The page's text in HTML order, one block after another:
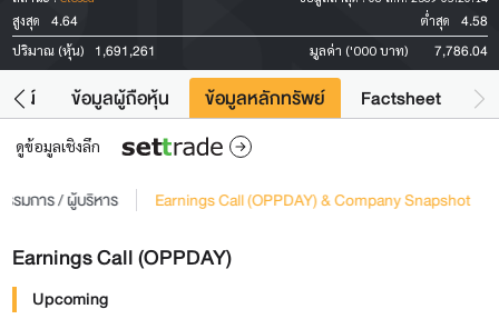
สูงสุด
4.64 ต่ำสุด 4.58
ปริมาณ (หุ้น) 1,691,261 มูลค่า ('000 บาท) 7,786.04
ยชน์ ข้อมูลผู้ถือหุ้น ข้อมูลหลักทรัพย์ Factsheet
ดูข้อมูลเชิงลึก
รมการ / ผู้บริหาร Earnings Call (OPPDAY) & Company Snapshot
Earnings Call (OPPDAY)
Upcoming